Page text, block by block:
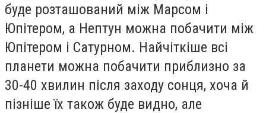
буде розташований між Марсом і
Юпітером, а Нептун можна побачити між
Юпітером і Сатурном. Найчіткіше всі
планети можна побачити приблизно за
30-40 хвилин після заходу сонця, хоча й
пізніше їх також буде видно, але